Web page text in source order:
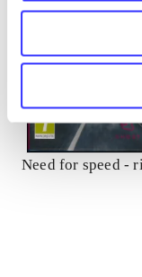
Need for speed -